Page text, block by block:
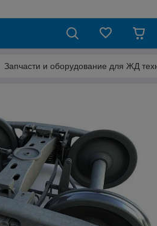
Запчасти и оборудование для ЖД